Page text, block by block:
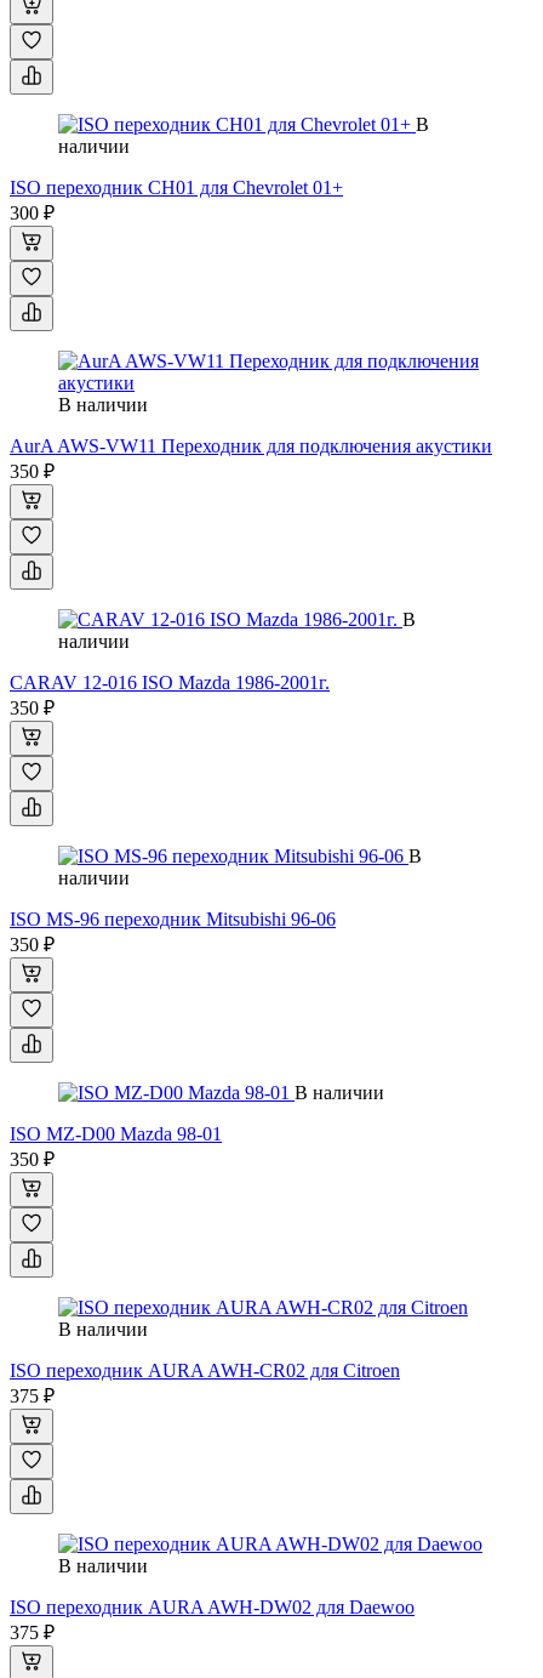
В
наличии
ISO переходник CH01 для Chevrolet 01+
300 ₽
В наличии
AurA AWS-VW11 Переходник для подключения акустики
350 ₽
В
наличии
CARAV 12-016 ISO Mazda 1986-2001г.
350 ₽
В
наличии
ISO MS-96 переходник Mitsubishi 96-06
350 ₽
В наличии
ISO MZ-D00 Mazda 98-01
350 ₽
В наличии
ISO переходник AURA AWH-CR02 для Citroen
375 ₽
В наличии
ISO переходник AURA AWH-DW02 для Daewoo
375 ₽